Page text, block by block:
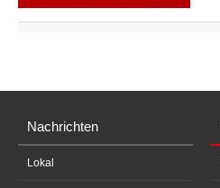
Nachrichten
Lokal